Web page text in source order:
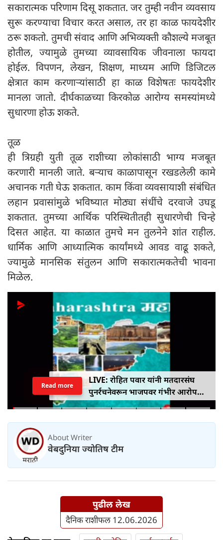
सकारात्मक परिणाम दिसू शकतात. जर तुम्ही नवीन व्यवसाय
सुरू करण्याचा विचार करत असाल, तर हा काळ फायदेशीर
ठरू शकतो. तुमची संवाद आणि अभिव्यक्ती कौशल्ये मजबूत
होतील, ज्यामुळे तुमच्या व्यावसायिक जीवनाला फायदा
होईल. विपणन, लेखन, शिक्षण, माध्यम आणि डिजिटल
क्षेत्रात काम करणाऱ्यांसाठी हा काळ विशेषतः फायदेशीर
मानला जातो. दीर्घकाळच्या किरकोळ आरोग्य समस्यांमध्ये
सुधारणा होऊ शकते.
तूळ
ही त्रिग्रही युती तूळ राशीच्या लोकांसाठी भाग्य मजबूत
करणारी मानली जाते. बऱ्याच काळापासून रखडलेली कामे
अचानक गती घेऊ शकतात. काम किंवा व्यवसायाशी संबंधित
लहान प्रवासांमुळे भविष्यात मोठ्या संधींचे दरवाजे उघडू
शकतात. तुमच्या आर्थिक परिस्थितीतही सुधारणेची चिन्हे
दिसत आहेत. या काळात तुमचे मन तुलनेने शांत राहील.
धार्मिक आणि आध्यात्मिक कार्यांमध्ये आवड वाढू शकते,
ज्यामुळे मानसिक संतुलन आणि सकारात्मकतेची भावना
मिळेल.
LIVE: रोहित पवार यांनी मतदारसंघ
पुनर्रचनेवरून भाजपवर गंभीर आरोप
केले
Read more
About Writer
वेबदुनिया ज्योतिष टीम
पुढील लेख
दैनिक राशीफल 12.06.2026